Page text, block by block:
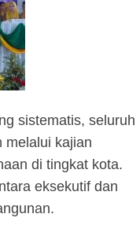
sistematis, seluruh
melalui kajian
di tingkat kota.
eksekutif dan